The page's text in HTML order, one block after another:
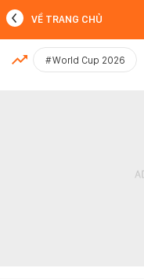
MỚI NHẤT
VỀ TRANG CHỦ
#World Cup 2026